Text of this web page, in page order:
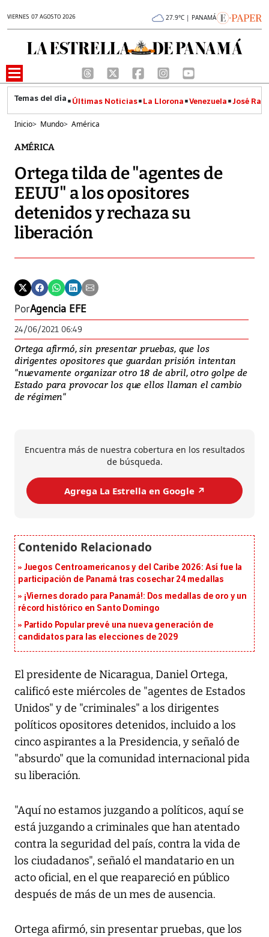
VIERNES 07 AGOSTO 2026 27.9°C | PANAMÁ
Últimas Noticias La Llorona Venezuela José
Inicio> Mundo> América
AMÉRICA
Ortega tilda de "agentes de
EEUU" a los opositores
detenidos y rechaza su
liberación
PorAgencia EFE
24/06/2021 06:49
Ortega afirmó, sin presentar pruebas, que los
dirigentes opositores que guardan prisión intentan
"nuevamente organizar otro 18 de abril, otro golpe de
Estado para provocar los que ellos llaman el cambio
de régimen"
Encuentra más de nuestra cobertura en los resultados
de búsqueda.
Agrega La Estrella en Google ↗️
Juegos Centroamericanos y del Caribe 2026: Así fue la
participación de Panamá tras cosechar 24 medallas
¡Viernes dorado para Panamá!: Dos medallas de oro y un
récord histórico en Santo Domingo
Partido Popular prevé una nueva generación de
candidatos para las elecciones de 2029
El presidente de Nicaragua, Daniel Ortega,
calificó este miércoles de "agentes de Estados
Unidos" y de "criminales" a los dirigentes
políticos opositores detenidos, incluido a los
cinco aspirantes a la Presidencia, y señaló de
"absurdo" que la comunidad internacional pida
su liberación.
"Aquí no estamos juzgando a políticos, aquí se
está juzgando a criminales que han atentado
contra la seguridad del país, contra la vida de
los ciudadanos", señaló el mandatario en un
acto oficial, en el que reapareció en público
después de más de un mes de ausencia.
Ortega afirmó, sin presentar pruebas, que los